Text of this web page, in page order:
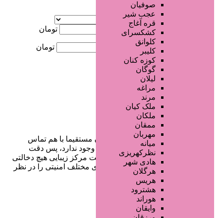
صوفیان
عجب شیر
قره آغاج
کشکسرای
کلوانق
کلیبر
کوزه کنان
گوگان
لیلان
مراغه
مرند
ملک کیان
ملکان
ممقان
مهربان
میانه
نظرکهریزی
هادی شهر
هرگلان
هریس
هشترود
هوراند
وایقان
کمترین قیمت
تومان
بیشترین قیمت تومان
در سایت تبلیغاتی مرکز زیبایی کاربران مستقیما با هم تماس
می‌گیرند و هیچ واسطه‌ای در این میان وجود ندارد، پس دقت
فرمایید که در خرید و فروشِ شما سایت مرکز زیبایی هیچ دخالتی
نداشته و کاربران باید خودشان جنبه‌های مختلف امنیتی را در نظر
دسترسی سریع